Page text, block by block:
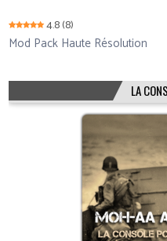
4.8(8)
Mod Pack Haute Résolution
LA